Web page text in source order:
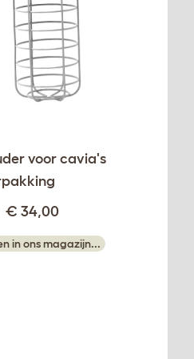
voor cavia's
€ 34,00
in ons magazijn...